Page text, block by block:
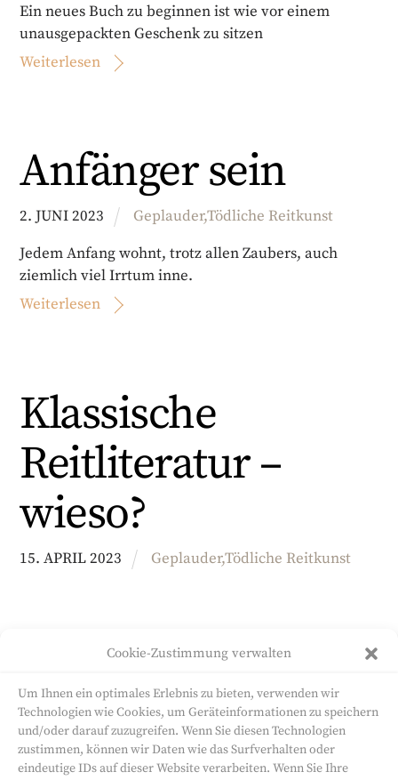
Cookie-Zustimmung verwalten
Um Ihnen ein optimales Erlebnis zu bieten, verwenden wir
Technologien wie Cookies, um Geräteinformationen zu speichern
und/oder darauf zuzugreifen. Wenn Sie diesen Technologien
zustimmen, können wir Daten wie das Surfverhalten oder
eindeutige IDs auf dieser Website verarbeiten. Wenn Sie Ihre
Ein neues Buch zu beginnen ist wie vor einem
unausgepackten Geschenk zu sitzen
Weiterlesen
Anfänger sein
2. JUNI 2023 Geplauder,Tödliche Reitkunst
Jedem Anfang wohnt, trotz allen Zaubers, auch
ziemlich viel Irrtum inne.
Weiterlesen
Klassische
Reitliteratur –
wieso?
15.APRIL 2023 Geplauder,Tödliche Reitkunst